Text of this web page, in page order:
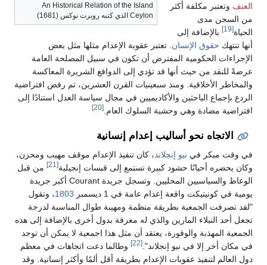
An Historical Relation of the Island
Ceylon الذي كتبه روبرت نوكس (1681)
العنف وتعتبر مكلفة أكثر
من السجن مدى
الحياة[19]
بالإضافة إلى
أنها تنتهك حقوق الإنسان . تعتبر عقوبة الإعدام مثلها مثل بعض
الإجراءات الحكومية المفترض أن تكون في سبيل المصلحة العامة
عرضةً للنقد من حيث أنها قد تؤدي إلى الدوافع الشريرة المعاكسة
والمخاطر الأخلاقية. ومنذ سبعينيات القرن العشرين، تم رفض افتراضية
الردع بإجماع الباحثين والأكاديميين في مجال سياسة العدل استنادًا إلى
افتراضية مضادة وهي وحشية السلوك العام. [20]
الاتجاه نحو أساليب إعدام إنسانية
في وقت مبكر في نيو إنجلاند، كان تنفيذ الإعدام موقف مهيب ومحزن،
وكان يحضره أحيانًا حشود كبيرة تستمع إلى قبسات إنجيلية[21]
من قبل
الوعاظ والسياسيين المحليين. وتسجل جريدة Courant أكبر جريدة
يومية في كونيتيكت واقعة إعدام عامة في 1 ديسمبر
1803، وتقول
"لقد تصرفت الجمعية بطريقة منظمة ومهيبة طوال المناسبة لدرجة
تجعل أحد النبلاء المارين والذي له معرفة بدول أخرى بالإضافة إلى هذه
الجمعية المهذبة والوقورة، يعتقد أن مثل هذا اجمعية لا يمكن أن توجد
في مكان أخر إلا في نيو إنجلاند".[22]
وطالما دعت اتجاهات في معظم
دول العالم لتنفيذ عقوبات الإعدام بطريقة أقل ألمًا وأكثر إنسانية. وقد